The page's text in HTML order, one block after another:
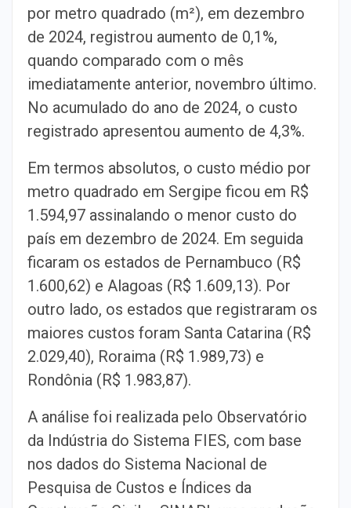
por metro quadrado (m²), em dezembro
de 2024, registrou aumento de 0,1%,
quando comparado com o mês
imediatamente anterior, novembro último.
No acumulado do ano de 2024, o custo
registrado apresentou aumento de 4,3%.
Em termos absolutos, o custo médio por
metro quadrado em Sergipe ficou em R$
1.594,97 assinalando o menor custo do
país em dezembro de 2024. Em seguida
ficaram os estados de Pernambuco (R$
1.600,62) e Alagoas (R$ 1.609,13). Por
outro lado, os estados que registraram os
maiores custos foram Santa Catarina (R$
2.029,40), Roraima (R$ 1.989,73) e
Rondônia (R$ 1.983,87).
A análise foi realizada pelo Observatório
da Indústria do Sistema FIES, com base
nos dados do Sistema Nacional de
Pesquisa de Custos e Índices da